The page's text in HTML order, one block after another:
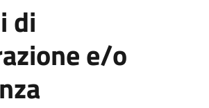
di
e/o